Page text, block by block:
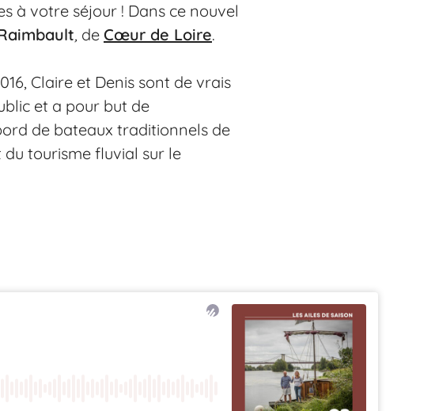
à votre séjour ! Dans ce nouvel
, de Cœur de Loire.
Claire et Denis sont de vrais
et a pour but de
de bateaux traditionnels de
tourisme fluvial sur le